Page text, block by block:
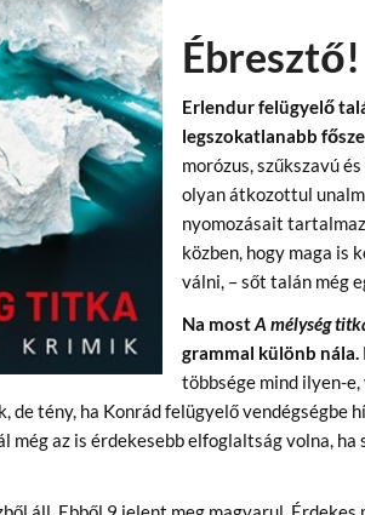
Ébresztő!
Erlendur felügyelő
legszokatlanabb
morózus, szűkszavú
olyan átkozottul
nyomozásait
közben, hogy maga is
válni, – sőt talán még
Na mostA mélység
grammal különb nála.
többsége mind ilyen-
tény, ha Konrád felügyelő vendégségbe
még az is érdekesebb elfoglaltság volna,